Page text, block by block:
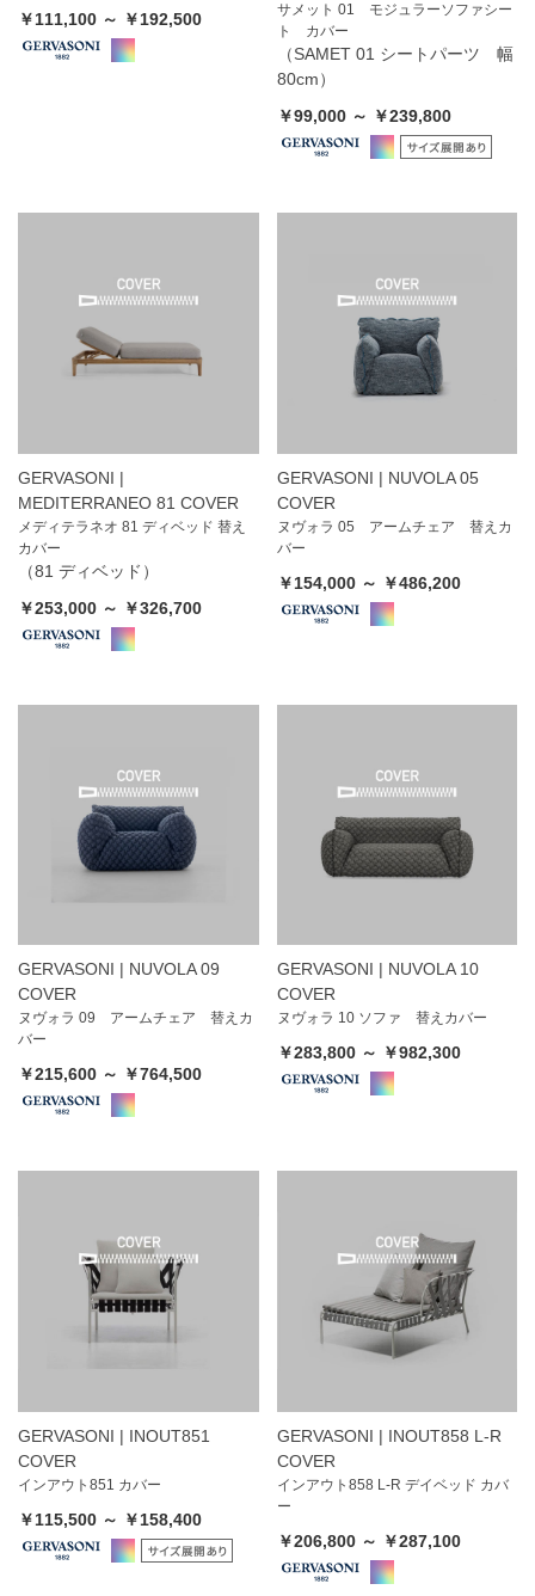
￥111,100 ～ ￥192,500
サメット 01 モジュラーソファシー
ト カバー
（SAMET 01 シートパーツ 幅
80cm）
￥99,000 ～ ￥239,800
GERVASONI |
MEDITERRANEO 81 COVER
メディテラネオ 81 ディベッド 替え
カバー
（81 ディベッド）
￥253,000 ～ ￥326,700
GERVASONI | NUVOLA 05
COVER
ヌヴォラ 05 アームチェア 替えカ
バー
￥154,000 ～ ￥486,200
GERVASONI | NUVOLA 09
COVER
ヌヴォラ 09 アームチェア 替えカ
バー
￥215,600 ～ ￥764,500
GERVASONI | NUVOLA 10
COVER
ヌヴォラ 10 ソファ 替えカバー
￥283,800 ～ ￥982,300
GERVASONI | INOUT851
COVER
インアウト851 カバー
￥115,500 ～ ￥158,400
GERVASONI | INOUT858 L-R
COVER
インアウト858 L-R デイベッド カバ
ー
￥206,800 ～ ￥287,100